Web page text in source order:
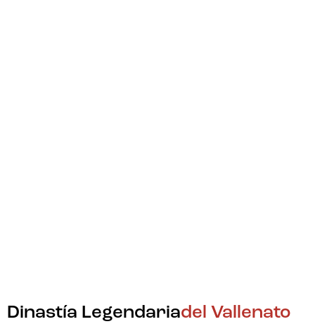
Dinastía Legendariadel Vallenato